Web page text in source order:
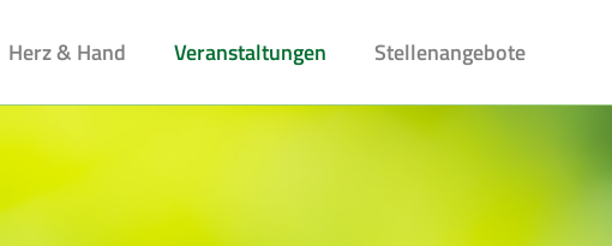
Herz & Hand Veranstaltungen Stellenangebote